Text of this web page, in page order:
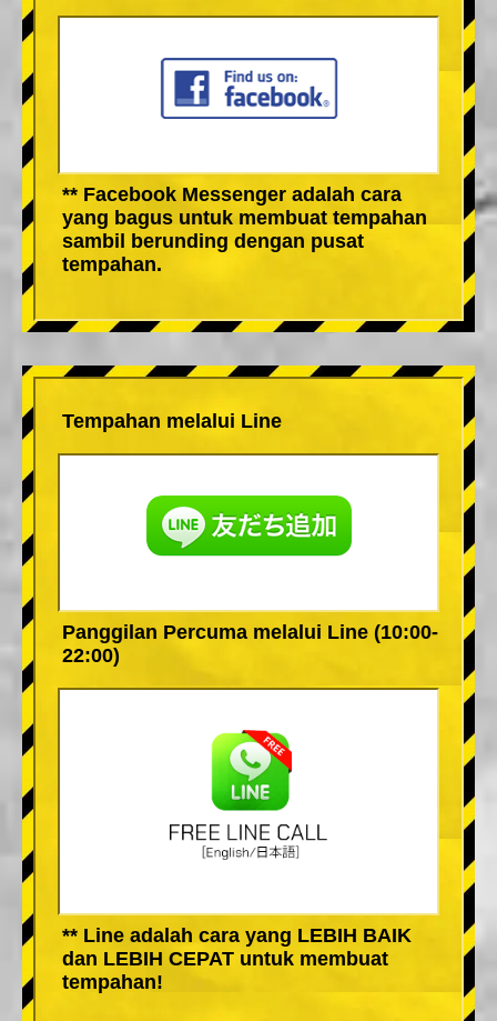
** Facebook Messenger adalah cara
yang bagus untuk membuat tempahan
sambil berunding dengan pusat
tempahan.
Tempahan melalui Line
Panggilan Percuma melalui Line (10:00-
22:00)
** Line adalah cara yang LEBIH BAIK
dan LEBIH CEPAT untuk membuat
tempahan!